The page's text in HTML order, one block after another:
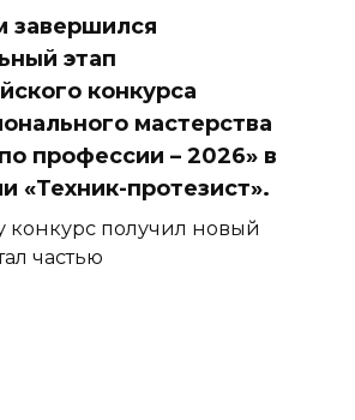
завершился
этап
конкурса
мастерства
профессии – 2026» в
«Техник-протезист».
конкурс получил новый
частью